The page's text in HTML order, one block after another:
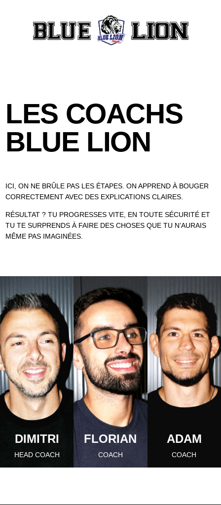
LES COACHS
BLUE LION
ICI, ON NE BRÛLE PAS LES ÉTAPES. ON APPREND À BOUGER
CORRECTEMENT AVEC DES EXPLICATIONS CLAIRES.
RÉSULTAT ? TU PROGRESSES VITE, EN TOUTE SÉCURITÉ ET
TU TE SURPRENDS À FAIRE DES CHOSES QUE TU N’AURAIS
MÊME PAS IMAGINÉES.
DIMITRI
HEAD COACH
FLORIAN
COACH
ADAM
COACH